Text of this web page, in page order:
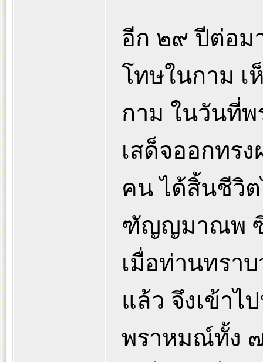
อีก ๒๙ ปีต่อม
โทษในกาม เ
กาม ในวันที่พ
เสด็จออกทร
คน ได้สิ้นชีวิ
ฑัญญมาณพ ซึ่
เมื่อท่านทรา
แล้ว จึงเข้า
พราหมณ์ทั้ง